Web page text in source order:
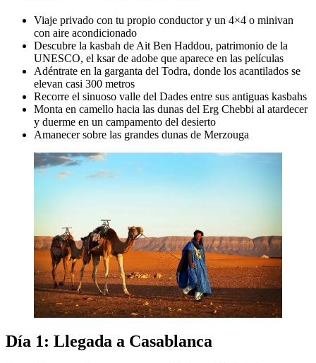
Viaje privado con tu propio conductor y un 4×4 o minivan
con aire acondicionado
Descubre la kasbah de Ait Ben Haddou, patrimonio de la
UNESCO, el ksar de adobe que aparece en las películas
Adéntrate en la garganta del Todra, donde los acantilados se
elevan casi 300 metros
Recorre el sinuoso valle del Dades entre sus antiguas kasbahs
Monta en camello hacia las dunas del Erg Chebbi al atardecer
y duerme en un campamento del desierto
Amanecer sobre las grandes dunas de Merzouga
Día 1: Llegada a Casablanca